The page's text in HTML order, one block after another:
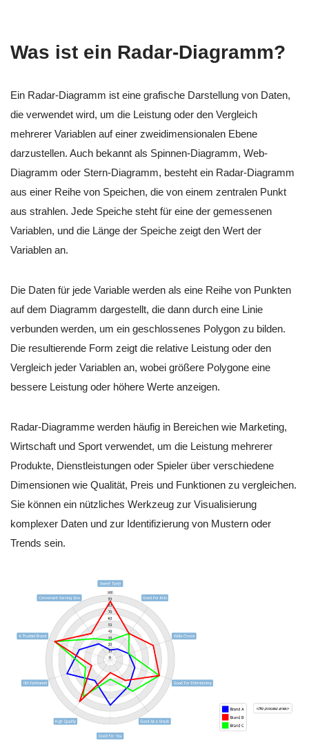
Was ist ein Radar-Diagramm?
Ein Radar-Diagramm ist eine grafische Darstellung von Daten,
die verwendet wird, um die Leistung oder den Vergleich
mehrerer Variablen auf einer zweidimensionalen Ebene
darzustellen. Auch bekannt als Spinnen-Diagramm, Web-
Diagramm oder Stern-Diagramm, besteht ein Radar-Diagramm
aus einer Reihe von Speichen, die von einem zentralen Punkt
aus strahlen. Jede Speiche steht für eine der gemessenen
Variablen, und die Länge der Speiche zeigt den Wert der
Variablen an.
Die Daten für jede Variable werden als eine Reihe von Punkten
auf dem Diagramm dargestellt, die dann durch eine Linie
verbunden werden, um ein geschlossenes Polygon zu bilden.
Die resultierende Form zeigt die relative Leistung oder den
Vergleich jeder Variablen an, wobei größere Polygone eine
bessere Leistung oder höhere Werte anzeigen.
Radar-Diagramme werden häufig in Bereichen wie Marketing,
Wirtschaft und Sport verwendet, um die Leistung mehrerer
Produkte, Dienstleistungen oder Spieler über verschiedene
Dimensionen wie Qualität, Preis und Funktionen zu vergleichen.
Sie können ein nützliches Werkzeug zur Visualisierung
komplexer Daten und zur Identifizierung von Mustern oder
Trends sein.